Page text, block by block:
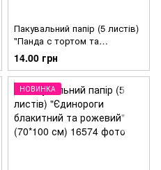
Пакувальний папір (5 листів)
"Панда с тортом та
ведмедики" (70*100 см)
14.00 грн
НОВИНКА